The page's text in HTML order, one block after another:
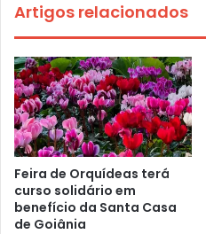
Artigos relacionados
Feira de Orquídeas terá
curso solidário em
benefício da Santa Casa
de Goiânia